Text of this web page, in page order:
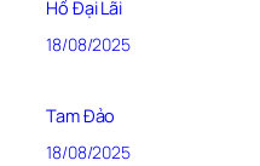
Hồ Đại Lãi
18/08/2025
Tam Đảo
18/08/2025